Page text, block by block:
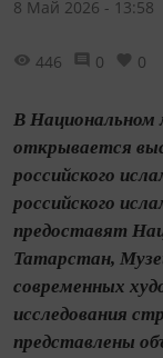
8 Май 2026 - 13:58
446 0 0
В Национальном
открывается
российского
российского
предоставят
Татарстан,
современных
исследования
представлены